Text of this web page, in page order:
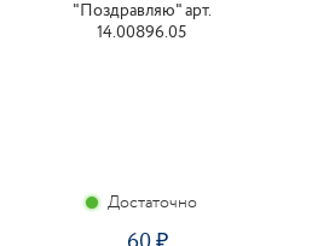
"Поздравляю" арт.
14.00896.05
Достаточно